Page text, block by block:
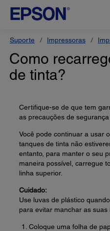
Suporte Impressoras
Como
de tinta?
Certifique-se de que tem
as precauções de
Você pode continuar a usar
tanques de tinta não
entanto, para manter o seu
maneira possível, carregue
linha superior.
Cuidado:
Use luvas de plástico
para evitar manchar as suas
Coloque uma folha de